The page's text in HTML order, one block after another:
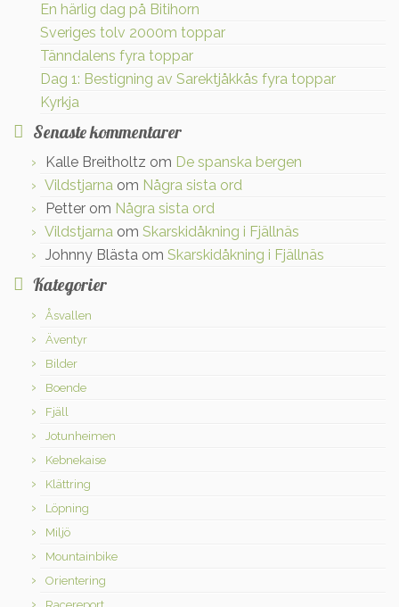
En härlig dag på Bitihorn
Sveriges tolv 2000m toppar
Tänndalens fyra toppar
Dag 1: Bestigning av Sarektjåkkås fyra toppar
Kyrkja
Senaste kommentarer
Kalle Breitholtz om De spanska bergen
Vildstjarna om Några sista ord
Petter om Några sista ord
Vildstjarna om Skarskidåkning i Fjällnäs
Johnny Blästa om Skarskidåkning i Fjällnäs
Kategorier
Åsvallen
Äventyr
Bilder
Boende
Fjäll
Jotunheimen
Kebnekaise
Klättring
Löpning
Miljö
Mountainbike
Orientering